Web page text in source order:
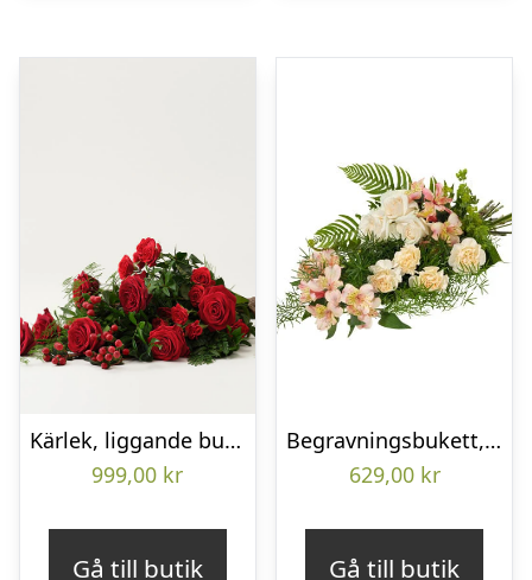
Kärlek, liggande bukett
999,00 kr
Gå till butik
Begravningsbukett, Omtanke
629,00 kr
Gå till butik